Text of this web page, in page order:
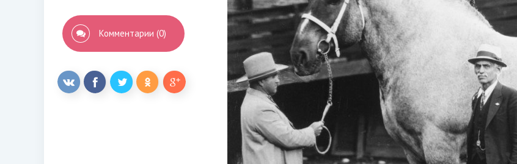
Комментарии (0)